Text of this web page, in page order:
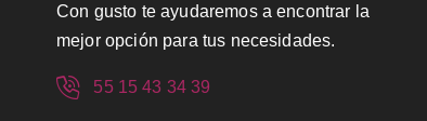
Con gusto te ayudaremos a encontrar la
mejor opción para tus necesidades.
55 15 43 34 39